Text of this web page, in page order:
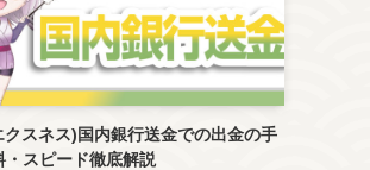
スネス)国内銀行送金での出金の手
・スピード徹底解説